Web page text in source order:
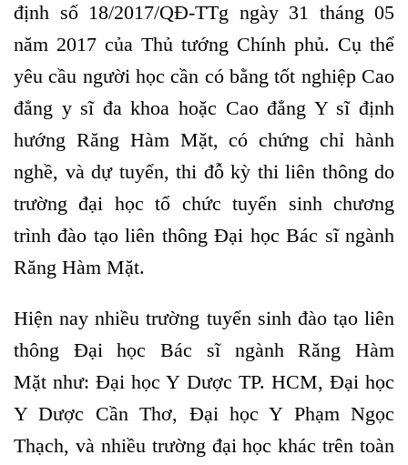
định số 18/2017/QĐ-TTg ngày 31 tháng 05
năm 2017 của Thủ tướng Chính phủ. Cụ thể
yêu cầu người học cần có bằng tốt nghiệp Cao
đẳng y sĩ đa khoa hoặc Cao đẳng Y sĩ định
hướng Răng Hàm Mặt, có chứng chỉ hành
nghề, và dự tuyển, thi đỗ kỳ thi liên thông do
trường đại học tổ chức tuyển sinh chương
trình đào tạo liên thông Đại học Bác sĩ ngành
Răng Hàm Mặt.
Hiện nay nhiều trường tuyển sinh đào tạo liên
thông Đại học Bác sĩ ngành Răng Hàm
Mặt như: Đại học Y Dược TP. HCM, Đại học
Y Dược Cần Thơ, Đại học Y Phạm Ngọc
Thạch, và nhiều trường đại học khác trên toàn